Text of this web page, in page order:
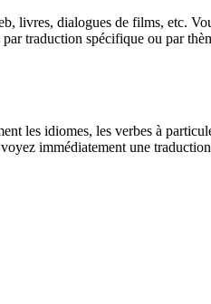
livres, dialogues de films, etc.
traduction spécifique ou par
les idiomes, les verbes à
immédiatement une